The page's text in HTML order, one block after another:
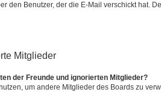
den Benutzer, der die E-Mail verschickt hat.
Mitglieder
der Freunde und ignorierten Mitglieder?
um andere Mitglieder des Boards zu